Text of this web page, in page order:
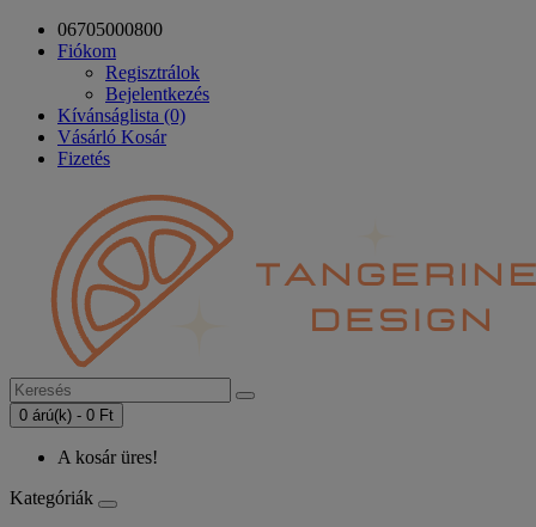
06705000800
Fiókom
Regisztrálok
Bejelentkezés
Kívánságlista (0)
Vásárló Kosár
Fizetés
0 árú(k) - 0 Ft
A kosár üres!
Kategóriák